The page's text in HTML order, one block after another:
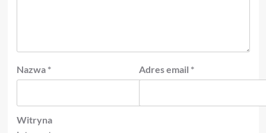
Nazwa * Adres email *
Witryna